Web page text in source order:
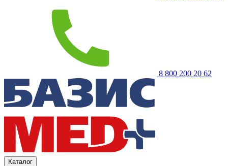
8 800 200 20 62
Каталог